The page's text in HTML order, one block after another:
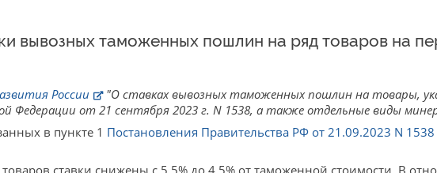
вывозных таможенных пошлин на ряд товаров на
России
"О ставках вывозных таможенных пошлин на товары,
Федерации от 21 сентября 2023 г. N 1538, а также отдельные виды
в пункте 1 Постановления Правительства РФ от 21.09.2023 N 1538
ставки снижены с 5,5% до 4,5% от таможенной стоимости. В